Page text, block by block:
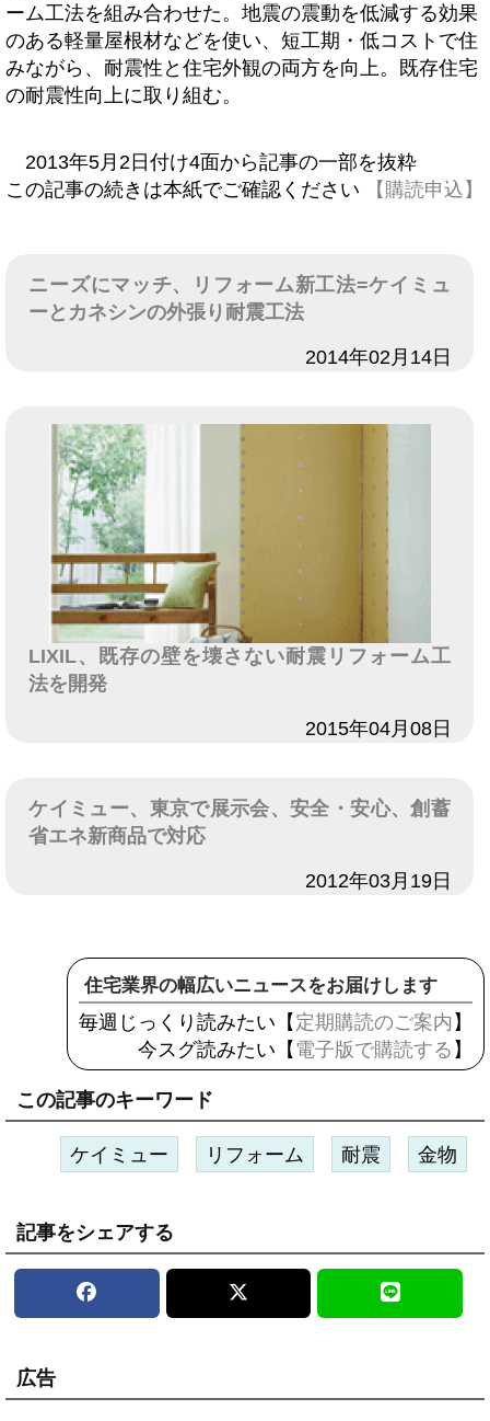
ーム工法を組み合わせた。地震の震動を低減する効果
のある軽量屋根材などを使い、短工期・低コストで住
みながら、耐震性と住宅外観の両方を向上。既存住宅
の耐震性向上に取り組む。
2013年5月2日付け4面から記事の一部を抜粋
この記事の続きは本紙でご確認ください
【購読申込】
ニーズにマッチ、リフォーム新工法=ケイミュ
ーとカネシンの外張り耐震工法
2014年02月14日
LIXIL、既存の壁を壊さない耐震リフォーム工
法を開発
2015年04月08日
ケイミュー、東京で展示会、安全・安心、創蓄
省エネ新商品で対応
2012年03月19日
住宅業界の幅広いニュースをお届けします
毎週じっくり読みたい【 定期購読のご案内 】
今スグ読みたい【 電子版で購読する 】
この記事のキーワード
ケイミュー リフォーム 耐震 金物
記事をシェアする
広告